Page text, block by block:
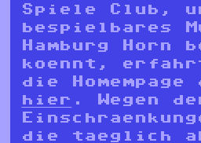
Spiele Club,
bespielbares
Hamburg Horn
koennt,
die Homempage
hier . Wegen
die taeglich